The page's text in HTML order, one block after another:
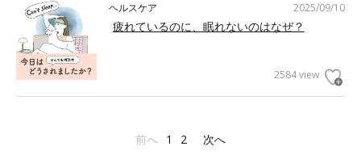
2025/09/10
ヘルスケア
疲れているのに、眠れないのはなぜ？
2584 view
前へ 1 2 次へ